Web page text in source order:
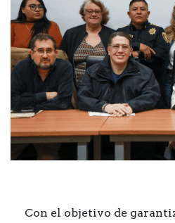
Con el objetivo de